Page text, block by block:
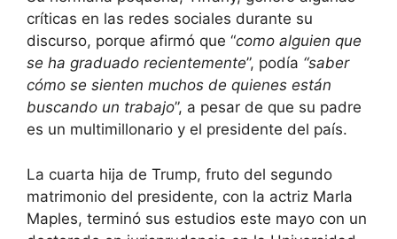
críticas en las redes sociales durante su
discurso, porque afirmó que “como alguien que
se ha graduado recientemente”, podía “saber
cómo se sienten muchos de quienes están
buscando un trabajo”, a pesar de que su padre
es un multimillonario y el presidente del país.
La cuarta hija de Trump, fruto del segundo
matrimonio del presidente, con la actriz Marla
Maples, terminó sus estudios este mayo con un